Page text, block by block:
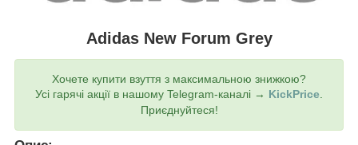
Adidas New Forum Grey
Хочете купити взуття з максимальною знижкою?
Усі гарячі акції в нашому Telegram-каналі → KickPrice.
Приєднуйтеся!